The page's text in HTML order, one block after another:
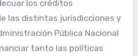
los créditos
las distintas jurisdicciones y
Pública Nacional
tanto las políticas